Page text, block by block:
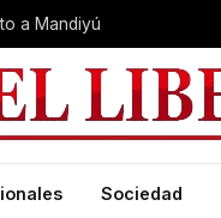
a Mandiyú
Sociedad